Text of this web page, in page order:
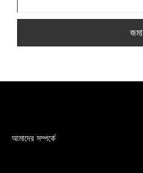
জমা
আমাদের সম্পর্কে